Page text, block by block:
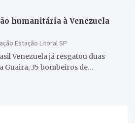
humanitária à Venezuela
Estação Litoral SP
Venezuela já resgatou duas
Guaira; 35 bombeiros de…